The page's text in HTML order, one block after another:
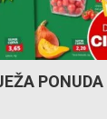
PONUDA